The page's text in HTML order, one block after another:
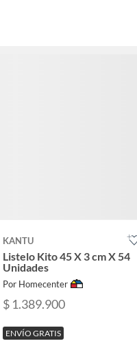
KANTU
Listelo Kito 45 X 3 cm X 54
Unidades
Por Homecenter
$ 1.389.900
ENVÍO GRATIS